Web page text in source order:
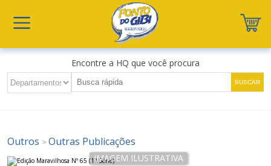
Encontre a HQ que você procura
Outros >Outras Publicações